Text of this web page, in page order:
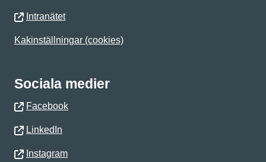
Intranätet
Kakinställningar (cookies)
Sociala medier
Facebook
LinkedIn
Instagram